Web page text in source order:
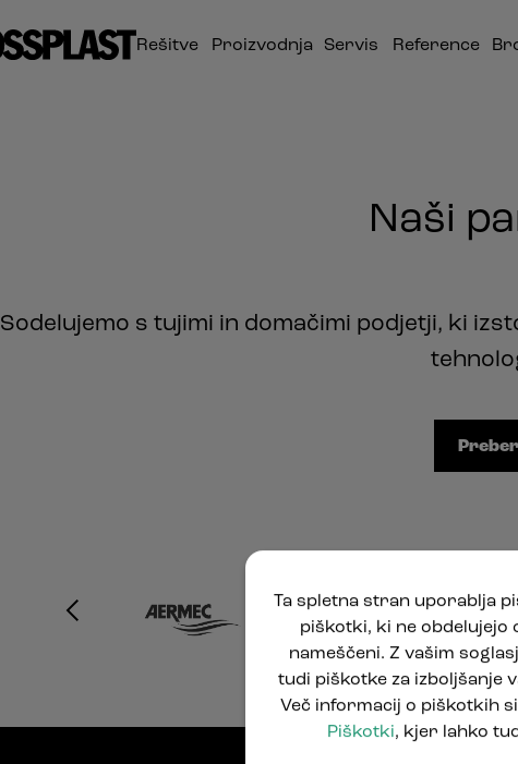
Rešitve Proizvodnja Servis Reference
Naši
Sodelujemo s tujimi in domačimi podjetji, ki
Ta spletna stran uporablja
piškotki, ki ne obdelujejo
nameščeni. Z vašim
tudi piškotke za izboljšanje
Več informacij o piškotkih
Piškotki, kjer lahko